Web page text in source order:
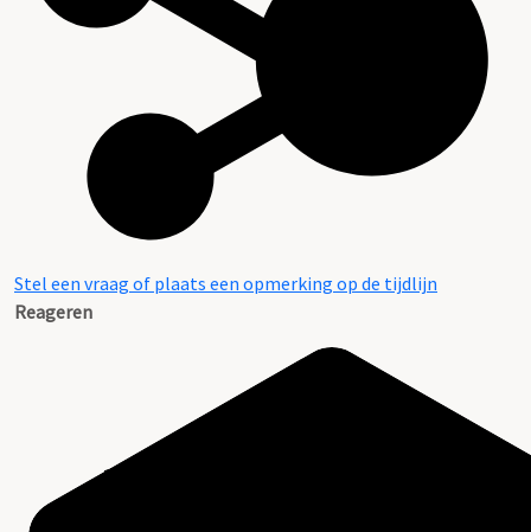
Stel een vraag of plaats een opmerking op de tijdlijn
Reageren